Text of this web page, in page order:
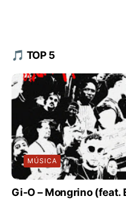
🎵 TOP 5
MÚSICA
Gi-O – Mongrino (feat.